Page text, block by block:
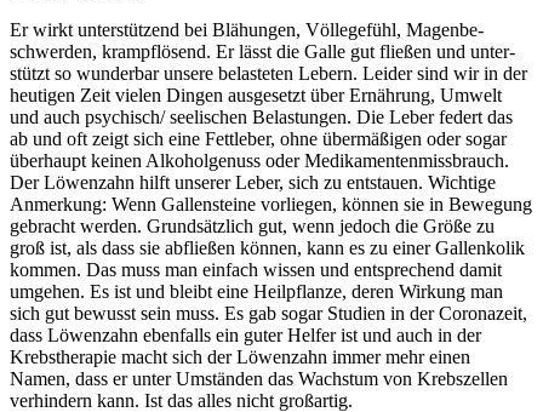
Er wirkt unter­stüt­zend bei Blä­hun­gen, Völ­le­ge­fühl, Magen­be­
schwer­den, krampf­lö­send. Er lässt die Gal­le gut flie­ßen und unter­
stützt so wun­der­bar unse­re belas­te­ten Lebern. Lei­der sind wir in der
heu­ti­gen Zeit vie­len Din­gen aus­ge­setzt über Ernäh­rung, Umwelt
und auch psychisch/ see­li­schen Belas­tun­gen. Die Leber federt das
ab und oft zeigt sich eine Fett­le­ber, ohne über­mä­ßi­gen oder sogar
über­haupt kei­nen Alko­hol­ge­nuss oder Medi­ka­men­ten­miss­brauch.
Der Löwen­zahn hilft unse­rer Leber, sich zu ent­stau­en. Wich­ti­ge
Anmer­kung: Wenn Gal­len­stei­ne vor­lie­gen, kön­nen sie in Bewe­gung
gebracht wer­den. Grund­sätz­lich gut, wenn jedoch die Grö­ße zu
groß ist, als dass sie abflie­ßen kön­nen, kann es zu einer Gal­len­ko­lik
kom­men. Das muss man ein­fach wis­sen und ent­spre­chend damit
umge­hen. Es ist und bleibt eine Heil­pflan­ze, deren Wir­kung man
sich gut bewusst sein muss. Es gab sogar Stu­di­en in der Coro­na­zeit,
dass Löwen­zahn eben­falls ein guter Hel­fer ist und auch in der
Krebs­the­ra­pie macht sich der Löwen­zahn immer mehr einen
Namen, dass er unter Umstän­den das Wachs­tum von Krebs­zel­len
ver­hin­dern kann. Ist das alles nicht großartig.